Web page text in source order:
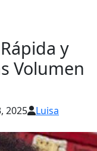
y
Volumen
2025
Luisa